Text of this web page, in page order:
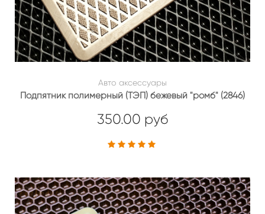
Авто аксессуары
Подпятник полимерный (ТЭП) бежевый "ромб" (2846)
350.00 руб